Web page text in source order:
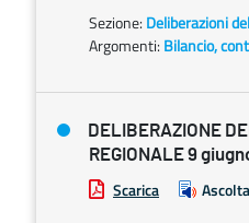
Sezione: Deliberazioni
Argomenti: Bilancio,
DELIBERAZIONE
REGIONALE 9
Scarica Ascolta